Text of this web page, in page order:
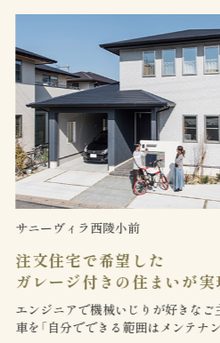
サニーヴィラ西陵小前
注文住宅で希望した
ガレージ付きの住まいが実
エンジニアで機械いじりが好きなご
車を「自分でできる範囲はメンテナ